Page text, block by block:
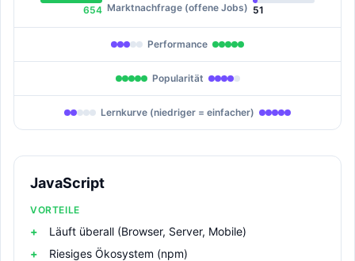
654 Marktnachfrage (offene Jobs) 51
Performance
Popularität
Lernkurve (niedriger = einfacher)
JavaScript
VORTEILE
Läuft überall (Browser, Server, Mobile)
Riesiges Ökosystem (npm)